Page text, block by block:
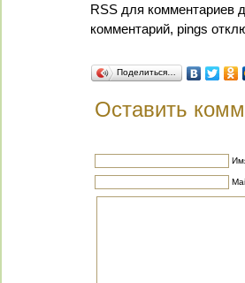
RSS для комментариев
комментарий, pings
Поделиться…
Оставить